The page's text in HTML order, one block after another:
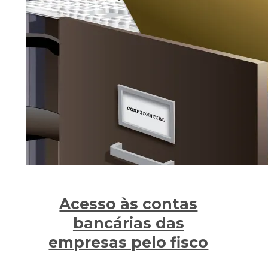
Acesso às contas
bancárias das
empresas pelo fisco